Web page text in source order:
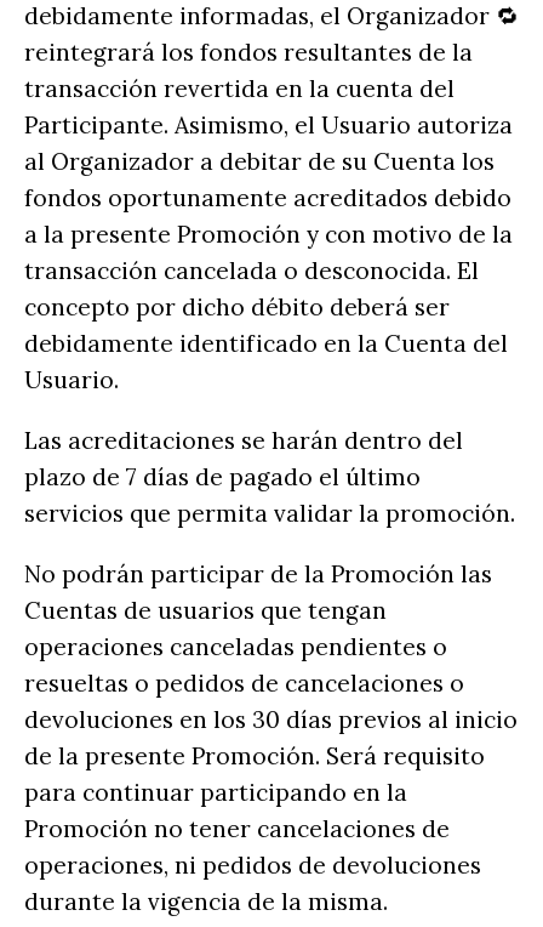
debidamente informadas, el Organizador 🔁
reintegrará los fondos resultantes de la
transacción revertida en la cuenta del
Participante. Asimismo, el Usuario autoriza
al Organizador a debitar de su Cuenta los
fondos oportunamente acreditados debido
a la presente Promoción y con motivo de la
transacción cancelada o desconocida. El
concepto por dicho débito deberá ser
debidamente identificado en la Cuenta del
Usuario.
Las acreditaciones se harán dentro del
plazo de 7 días de pagado el último
servicios que permita validar la promoción.
No podrán participar de la Promoción las
Cuentas de usuarios que tengan
operaciones canceladas pendientes o
resueltas o pedidos de cancelaciones o
devoluciones en los 30 días previos al inicio
de la presente Promoción. Será requisito
para continuar participando en la
Promoción no tener cancelaciones de
operaciones, ni pedidos de devoluciones
durante la vigencia de la misma.